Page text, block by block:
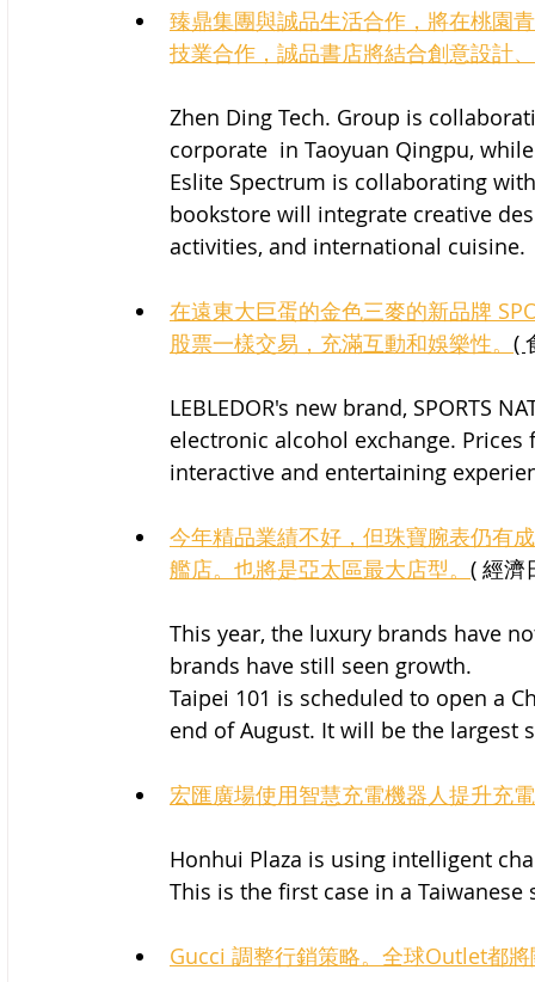
臻鼎集團與誠品生活合作，將在桃園
技業合作，誠品書店將結合創意設計
Zhen Ding Tech. Group is
corporate  in Taoyuan Qingpu,
Eslite Spectrum is collaborating
bookstore will integrate creative
activities, and international cuisine.
在遠東大巨蛋的金色三麥的新品牌
股票一樣交易，充滿互動和娛樂性。 (
LEBLEDOR's new brand, SPORTS
electronic alcohol exchange.
interactive and entertaining
今年精品業績不好，但珠寶腕表仍有
艦店。也將是亞太區最大店型。 ( 經濟
This year, the luxury brands have
brands have still seen growth.
Taipei 101 is scheduled to open a
end of August. It will be the largest
宏匯廣場使用智慧充電機器人提升充
Honhui Plaza is using intelligent
This is the first case in a
Gucci 調整行銷策略。全球Outlet都